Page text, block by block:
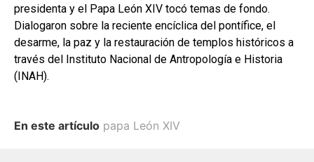
presidenta y el Papa León XIV tocó temas de fondo.
Dialogaron sobre la reciente encíclica del pontífice, el
desarme, la paz y la restauración de templos históricos a
través del Instituto Nacional de Antropología e Historia
(INAH).
En este artículo papa León XIV